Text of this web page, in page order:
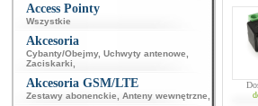
Access Pointy
Wszystkie
Akcesoria
Cybanty/Obejmy, Uchwyty antenowe
Zaciskarki
Akcesoria GSM/LTE
Zestawy abonenckie Anteny wewnętrzne